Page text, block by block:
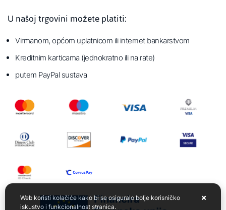
U našoj trgovini možete platiti:
Virmanom, općom uplatnicom ili internet bankarstvom
Kreditnim karticama (jednokratno ili na rate)
putem PayPal sustava
Web koristi kolačiće kako bi se osiguralo bolje korisničko
iskustvo i funkcionalnost stranica.